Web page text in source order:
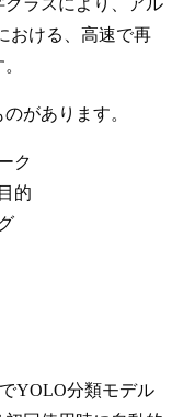
ラスにより、アル
おける、高速で再
があります。
ク
的
でYOLO分類モデル